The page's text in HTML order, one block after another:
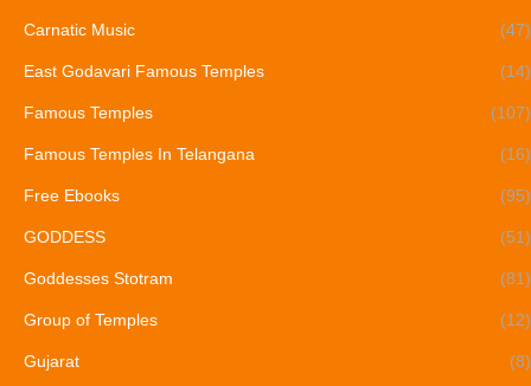
Carnatic Music (47)
East Godavari Famous Temples (14)
Famous Temples (107)
Famous Temples In Telangana (16)
Free Ebooks (95)
GODDESS (51)
Goddesses Stotram (81)
Group of Temples (12)
Gujarat (8)